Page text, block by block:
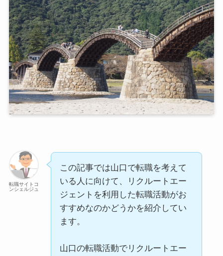
転職サイトコ
ンシェルジュ
この記事では山口で転職を考えて
いる人に向けて、リクルートエー
ジェントを利用した転職活動がお
すすめなのかどうかを紹介してい
ます。
山口の転職活動でリクルートエー